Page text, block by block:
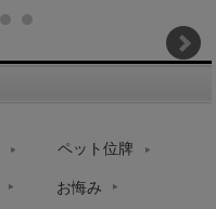
ペット位牌
お悔み